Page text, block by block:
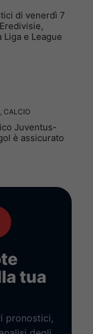
di venerdì 7
Liga e League
, CALCIO
Juventus-
è assicurato
tua
pronostici,